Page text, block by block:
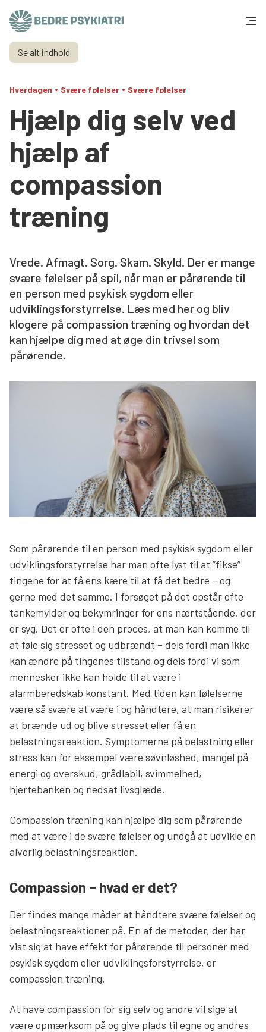
Skip to content
Få hjælp
Tal og fakta
Om os
Vær med
Presse og politik
Søg
Se alt indhold
Hverdagen • Svære følelser • Svære følelser
Hjælp dig selv ved
hjælp af
compassion
træning
Vrede. Afmagt. Sorg. Skam. Skyld. Der er mange
svære følelser på spil, når man er pårørende til
en person med psykisk sygdom eller
udviklingsforstyrrelse. Læs med her og bliv
klogere på compassion træning og hvordan det
kan hjælpe dig med at øge din trivsel som
pårørende.
Som pårørende til en person med psykisk sygdom eller
udviklingsforstyrrelse har man ofte lyst til at ”fikse”
tingene for at få ens kære til at få det bedre – og
gerne med det samme. I forsøget på det opstår ofte
tankemylder og bekymringer for ens nærtstående, der
er syg. Det er ofte i den proces, at man kan komme til
at føle sig stresset og udbrændt – dels fordi man ikke
kan ændre på tingenes tilstand og dels fordi vi som
mennesker ikke kan holde til at være i
alarmberedskab konstant. Med tiden kan følelserne
være så svære at være i og håndtere, at man risikerer
at brænde ud og blive stresset eller få en
belastningsreaktion. Symptomerne på belastning eller
stress kan for eksempel være søvnløshed, mangel på
energi og overskud, grådlabil, svimmelhed,
hjertebanken og nedsat livsglæde.
Compassion træning kan hjælpe dig som pårørende
med at være i de svære følelser og undgå at udvikle en
alvorlig belastningsreaktion.
Compassion – hvad er det?
Der findes mange måder at håndtere svære følelser og
belastningsreaktioner på. En af de metoder, der har
vist sig at have effekt for pårørende til personer med
psykisk sygdom eller udviklingsforstyrrelse, er
compassion træning.
At have compassion for sig selv og andre vil sige at
være opmærksom på og give plads til egne og andres